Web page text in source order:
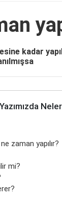
kadar
zaman yapılır?
mi?